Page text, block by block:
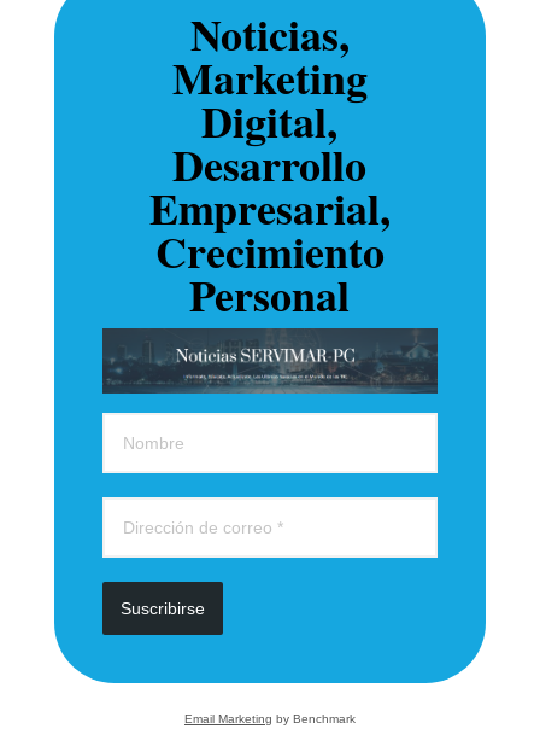
Noticias,
Marketing
Digital,
Desarrollo
Empresarial,
Crecimiento
Personal
Suscribirse
Email Marketing by Benchmark